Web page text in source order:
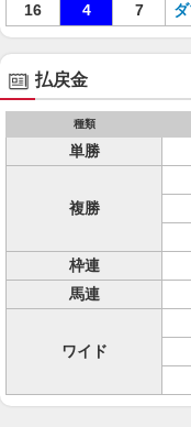
16
4 7
払戻金
種類
単勝
複勝
枠連
馬連
ワイド